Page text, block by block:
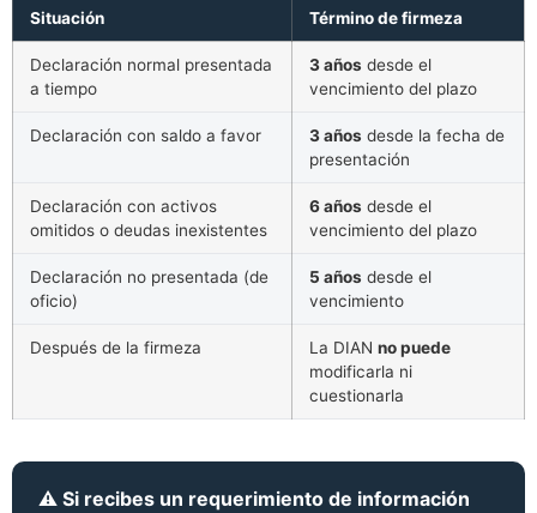
Situación Término de firmeza
Declaración normal presentada
a tiempo
3 años desde el
vencimiento del plazo
Declaración con saldo a favor 3 años desde la fecha de
presentación
Declaración con activos
omitidos o deudas inexistentes
6 años desde el
vencimiento del plazo
Declaración no presentada (de
oficio)
5 años desde el
vencimiento
Después de la firmeza La DIANno puede
modificarla ni
cuestionarla
⚠️ Si recibes un requerimiento de información